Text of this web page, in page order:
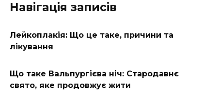
Навігація записів
Лейкоплакія: Що це таке, причини та
лікування
Що таке Вальпургієва ніч: Стародавнє
свято, яке продовжує жити